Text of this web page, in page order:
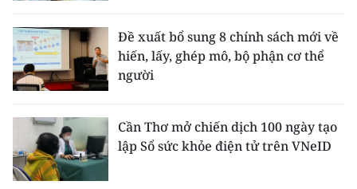
Đề xuất bổ sung 8 chính sách mới về
hiến, lấy, ghép mô, bộ phận cơ thể
người
Cần Thơ mở chiến dịch 100 ngày tạo
lập Sổ sức khỏe điện tử trên VNeID